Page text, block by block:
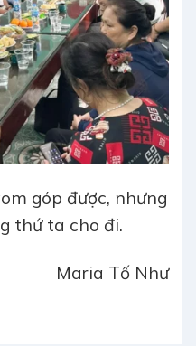
góp được, nhưng
thứ ta cho đi.
Maria Tố Như